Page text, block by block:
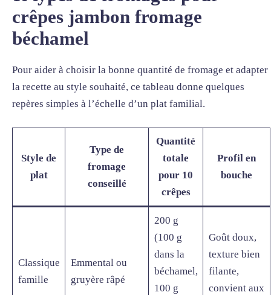
crêpes jambon fromage
béchamel
Pour aider à choisir la bonne quantité de fromage et adapter
la recette au style souhaité, ce tableau donne quelques
repères simples à l’échelle d’un plat familial.
Style de
plat
Type de
fromage
conseillé
Quantité
totale
pour 10
crêpes
Profil en
bouche
Classique
famille
Emmental ou
gruyère râpé
200 g
(100 g
dans la
béchamel,
100 g
Goût doux,
texture bien
filante,
convient aux